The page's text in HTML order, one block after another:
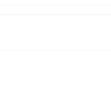
司管理层与投资委员会评审
、网络、安全、研发等多部